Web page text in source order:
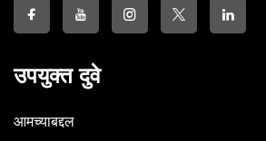
उपयुक्त दुवे
आमच्याबद्दल